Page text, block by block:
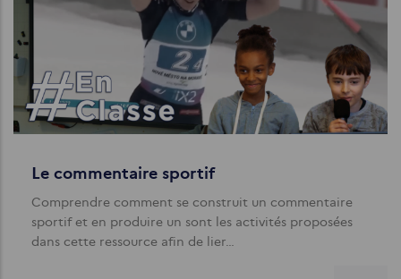
Le commentaire sportif
Comprendre comment se construit un commentaire
sportif et en produire un sont les activités proposées
dans cette ressource afin de lier…